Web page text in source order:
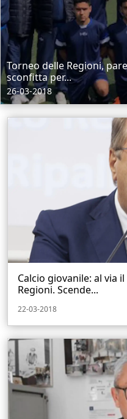
Torneo delle Regioni,
sconfitta per...
26-03-2018
Calcio giovanile: al via
Regioni. Scende...
22-03-2018